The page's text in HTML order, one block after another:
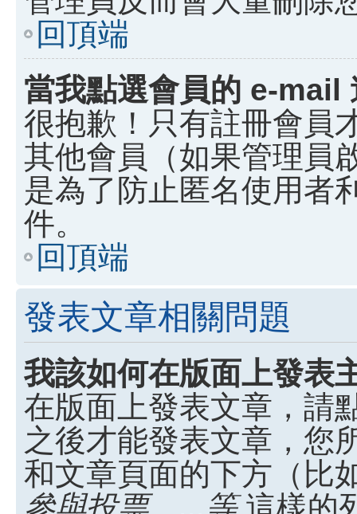
回頂端
當我點選會員的 e-mail
很抱歉！只有註冊會員
其他會員（如果管理員
是為了防止匿名使用者
件。
回頂端
發表文章相關問題
我該如何在版面上發表
在版面上發表文章，請
之後才能發表文章，您
和文章頁面的下方（比
參與投票、...等這樣的